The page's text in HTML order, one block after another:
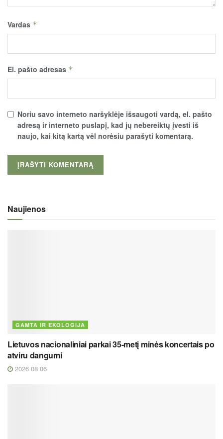
Vardas *
El. pašto adresas *
Noriu savo interneto naršyklėje išsaugoti vardą, el. pašto
adresą ir interneto puslapį, kad jų nebereiktų įvesti iš
naujo, kai kitą kartą vėl norėsiu parašyti komentarą.
Naujienos
GAMTA IR EKOLOGIJA
Lietuvos nacionaliniai parkai 35-metį minės koncertais po
atviru dangumi
2026 08 06